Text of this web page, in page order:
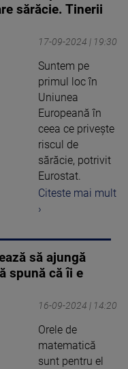
sărăcie. Tinerii
17-09-2024 | 19:30
Suntem pe
primul loc în
Uniunea
Europeană în
ceea ce privește
riscul de
sărăcie, potrivit
Eurostat.
Citeste mai mult
›
să ajungă
spună că îi e
16-09-2024 | 14:20
Orele de
matematică
sunt pentru el